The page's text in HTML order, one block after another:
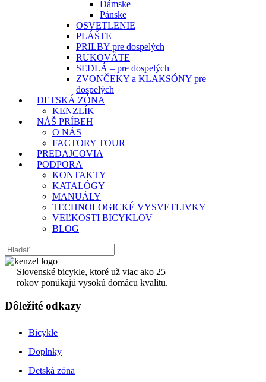
Dámske
Pánske
OSVETLENIE
PLÁŠTE
PRILBY pre dospelých
RUKOVÄTE
SEDLÁ – pre dospelých
ZVONČEKY a KLAKSÓNY pre
dospelých
DETSKÁ ZÓNA
KENZLÍK
NÁŠ PRÍBEH
O NÁS
FACTORY TOUR
PREDAJCOVIA
PODPORA
KONTAKTY
KATALÓGY
MANUÁLY
TECHNOLOGICKÉ VYSVETLIVKY
VEĽKOSTI BICYKLOV
BLOG
Slovenské bicykle, ktoré už viac ako 25
rokov ponúkajú vysokú domácu kvalitu.
Dôležité odkazy
Bicykle
Doplnky
Detská zóna